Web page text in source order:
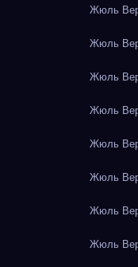
Жюль
Жюль
Жюль
Жюль
Жюль
Жюль
Жюль
Жюль